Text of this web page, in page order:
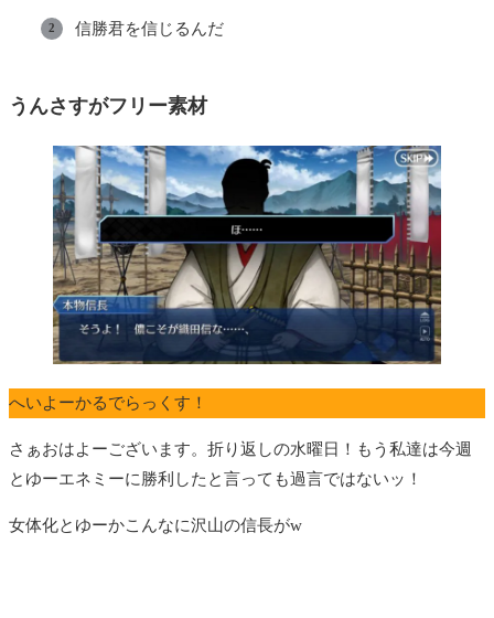
信勝君を信じるんだ
うんさすがフリー素材
へいよーかるでらっくす！
さぁおはよーございます。折り返しの水曜日！もう私達は今週
とゆーエネミーに勝利したと言っても過言ではないッ！
女体化とゆーかこんなに沢山の信長がw